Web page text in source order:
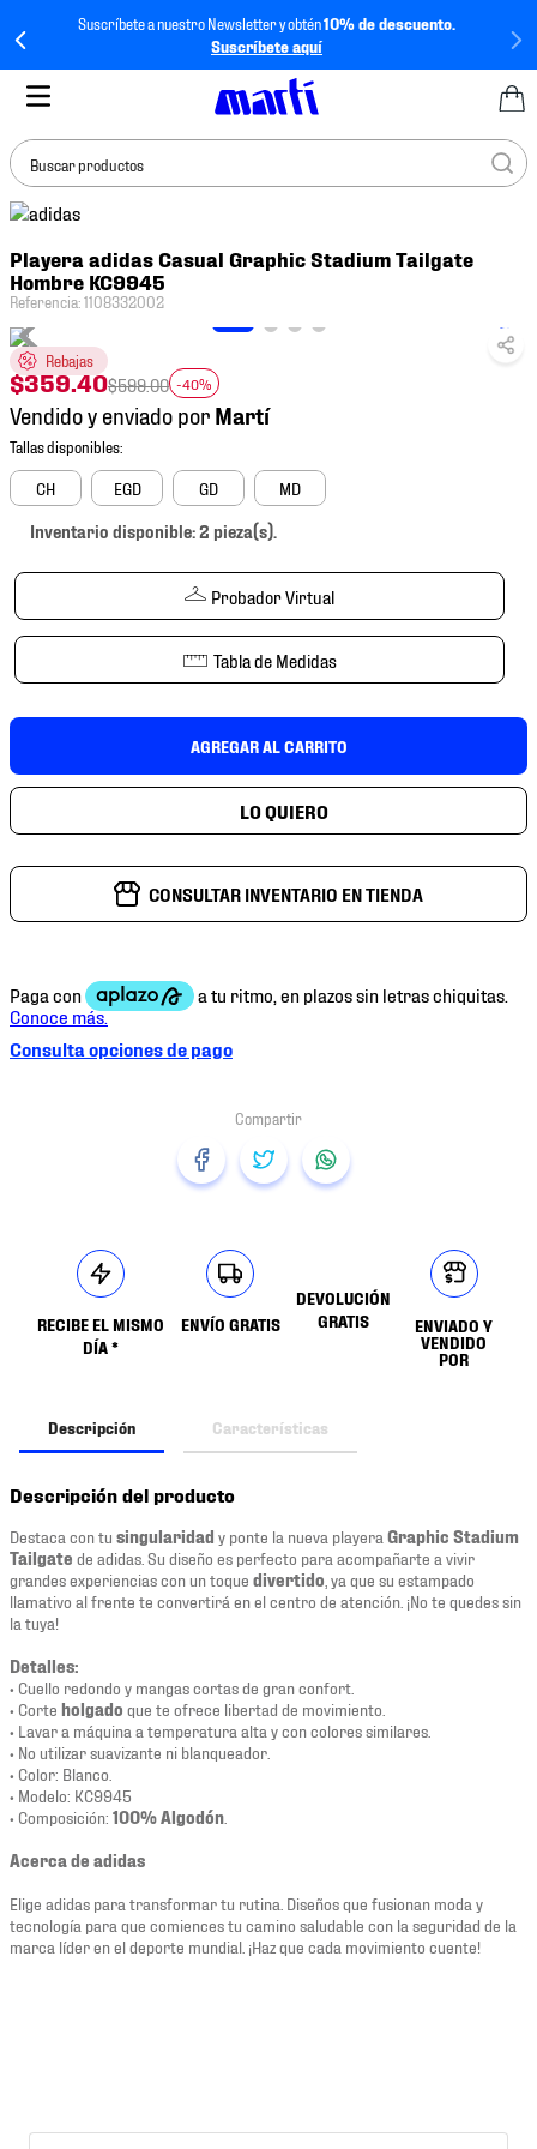
Suscríbete a nuestro Newsletter y obtén10% de descuento.
Suscríbete aquí
Buscar productos
Playera adidas Casual Graphic Stadium Tailgate
Hombre KC9945
Referencia:1108332002
Rebajas
$359.40$599.00 -40%
Vendido y enviado por
CH EGD GD MD
Inventario disponible: 2 pieza(s).
Probador Virtual
Tabla de Medidas
AGREGAR AL CARRITO
CONSULTAR INVENTARIO EN TIENDA
Consulta opciones de pago
RECIBE EL MISMO
DÍA *
ENVÍO GRATIS
DEVOLUCIÓN
GRATIS
ENVIADO Y
VENDIDO
POR
Descripción Características
Descripción del producto
Destaca con tu singularidad y ponte la nueva playera Graphic Stadium
Tailgate de adidas. Su diseño es perfecto para acompañarte a vivir
grandes experiencias con un toque divertido , ya que su estampado
llamativo al frente te convertirá en el centro de atención. ¡No te quedes sin
la tuya!
Detalles:
• Cuello redondo y mangas cortas de gran confort.
• Corte holgado que te ofrece libertad de movimiento.
• Lavar a máquina a temperatura alta y con colores similares.
• No utilizar suavizante ni blanqueador.
• Color: Blanco.
• Modelo: KC9945
• Composición: 100% Algodón
Acerca de adidas
Elige adidas para transformar tu rutina. Diseños que fusionan moda y
tecnología para que comiences tu camino saludable con la seguridad de la
marca líder en el deporte mundial. ¡Haz que cada movimiento cuente!
BUSCADOS
1.
tenis mujer
2.
3.
tenis
4.
tenis futbol
5.
mochila
6.
jersey
9.
chivas